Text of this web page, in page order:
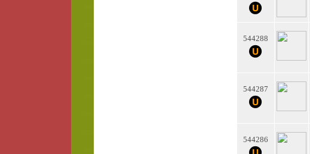
544288
544287
544286